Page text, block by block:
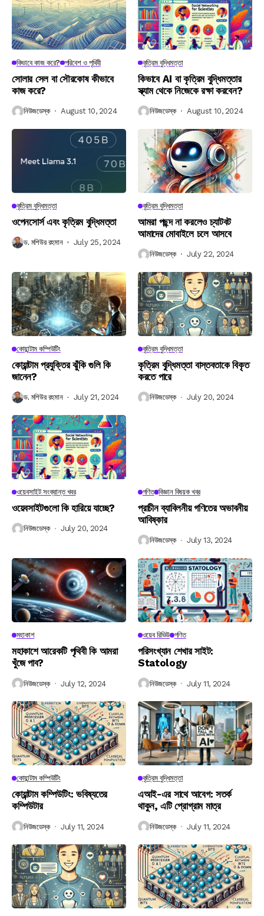
কিভাবে কাজ করে? পরিবেশ ও পৃথিবী
সোলার সেল বা সৌরকোষ কীভাবে
কাজ করে?
নিউজডেস্ক August 10, 2024
কৃত্রিম বুদ্ধিমত্তা
কিভাবে AI বা কৃত্রিম বুদ্ধিমত্তার
স্ক্যাম থেকে নিজেকে রক্ষা করবেন?
নিউজডেস্ক August 10, 2024
কৃত্রিম বুদ্ধিমত্তা
ওপেনসোর্স এবং কৃত্রিম বুদ্ধিমত্তা
ড. মশিউর রহমান July 25, 2024
কৃত্রিম বুদ্ধিমত্তা
আমরা পছন্দ না করলেও চ্যাটবট
আমাদের মোবাইলে চলে আসবে
নিউজডেস্ক July 22, 2024
কোয়ান্টাম কম্পিউটিং
কোয়ান্টাম প্রযুক্তির ঝুঁকি গুলি কি
জানেন?
ড. মশিউর রহমান July 21, 2024
কৃত্রিম বুদ্ধিমত্তা
কৃত্রিম বুদ্ধিমত্তা বাস্তবতাকে বিকৃত
করতে পারে
নিউজডেস্ক July 20, 2024
ওয়েবসাইট সংক্রান্ত খবর
ওয়েবসাইটগুলো কি হারিয়ে যাচ্ছে?
নিউজডেস্ক July 20, 2024
গণিত বিজ্ঞান বিষয়ক খবর
প্রাচীন ব্যাবিলনীয় গণিতের অভাবনীয়
আবিষ্কার
নিউজডেস্ক July 13, 2024
মহাকাশ
মহাকাশে আরেকটি পৃথিবী কি আমরা
খুঁজে পাব?
নিউজডেস্ক July 12, 2024
ওয়েব রিভিউ গণিত
পরিসংখ্যান শেখার সাইট:
Statology
নিউজডেস্ক July 11, 2024
কোয়ান্টাম কম্পিউটিং
কোয়ান্টাম কম্পিউটিং: ভবিষ্যতের
কম্পিউটার
নিউজডেস্ক July 11, 2024
কৃত্রিম বুদ্ধিমত্তা
এআই-এর সাথে আবেগ: সতর্ক
থাকুন, এটি প্রোগ্রাম মাত্র
নিউজডেস্ক July 11, 2024